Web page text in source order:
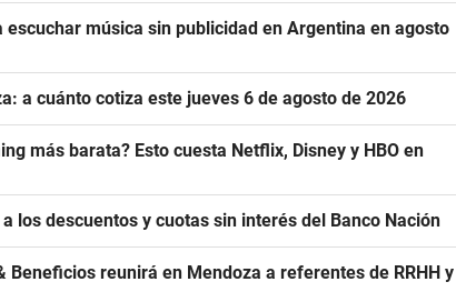
música sin publicidad en Argentina en agosto
a cuánto cotiza este jueves 6 de agosto de 2026
más barata? Esto cuesta Netflix, Disney y HBO en
los descuentos y cuotas sin interés del Banco Nación
Beneficios reunirá en Mendoza a referentes de RRHH y